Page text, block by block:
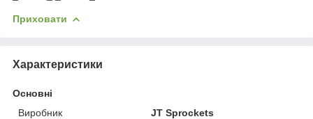
Приховати
Характеристики
Основні
Виробник
JT Sprockets